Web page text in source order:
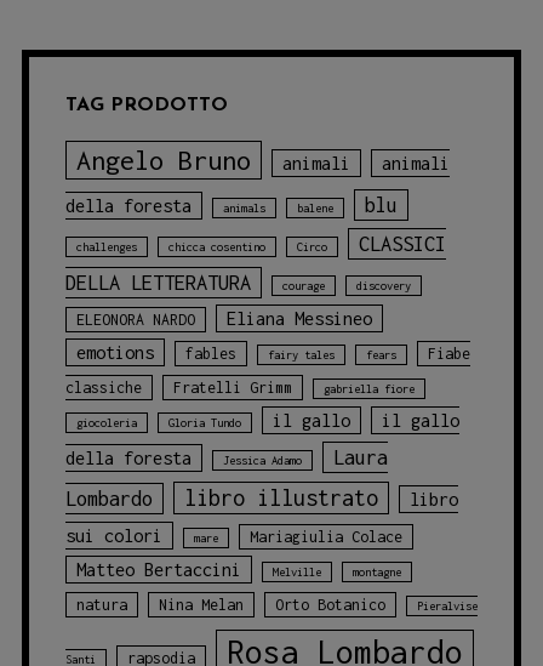
TAG PRODOTTO
Angelo Bruno animali animali
della foresta animals balene blu
challenges chicca cosentino Circo
CLASSICI
DELLA LETTERATURA
courage discovery
ELEONORA NARDO
Eliana Messineo
emotions
fables fairy tales fears
Fiabe
classiche
Fratelli Grimm gabriella fiore
giocoleria Gloria Tundo il gallo
il gallo
della foresta
Jessica Adamo
Laura
Lombardo
libro illustrato
libro
sui colori
mare Mariagiulia Colace
Matteo Bertaccini Melville montagne
natura Nina Melan Orto Botanico Pieralvise
Santi rapsodia Rosa Lombardo